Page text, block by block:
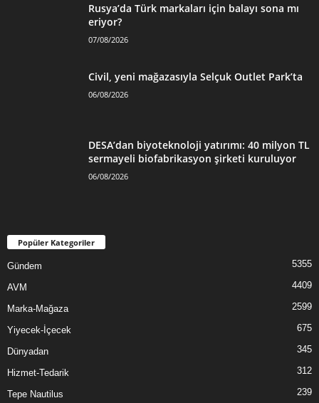
Rusya’da Türk markaları için balayı sona mı
eriyor?
07/08/2026
Civil, yeni mağazasıyla Selçuk Outlet Park’ta
06/08/2026
DESA’dan biyoteknoloji yatırımı: 40 milyon TL
sermayeli biofabrikasyon şirketi kuruluyor
06/08/2026
Popüler Kategoriler
Gündem 5355
AVM 4409
Marka-Mağaza 2599
Yiyecek-İçecek 675
Dünyadan 345
Hizmet-Tedarik 312
Tepe Nautilus 239